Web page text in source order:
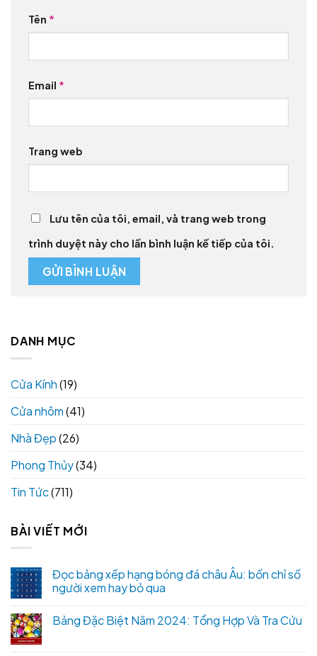
Tên *
Email *
Trang web
Lưu tên của tôi, email, và trang web trong
trình duyệt này cho lần bình luận kế tiếp của tôi.
DANH MỤC
Cửa Kính(19)
Cửa nhôm(41)
Nhà Đẹp(26)
Phong Thủy(34)
Tin Tức(711)
BÀI VIẾT MỚI
Đọc bảng xếp hạng bóng đá châu Âu: bốn chỉ số
người xem hay bỏ qua
Bảng Đặc Biệt Năm 2024: Tổng Hợp Và Tra Cứu